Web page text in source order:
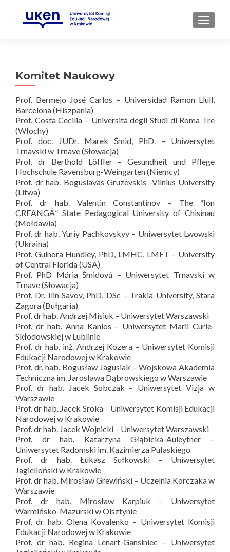
Komitet Naukowy
Prof. Bermejo José Carlos – Universidad Ramon Llull,
Barcelona (Hiszpania)
Prof. Costa Cecilia – Università degli Studi di Roma Tre
(Włochy)
Prof. doc. JUDr. Marek Šmid, PhD. – Uniwersytet
Trnavski w Trnave (Słowacja)
Prof. dr Berthold Löffler – Gesundheit und Pflege
Hochschule Ravensburg-Weingarten (Niemcy)
Prof. dr hab. Boguslavas Gruzevskis -Vilnius University
(Litwa)
Prof. dr hab. Valentin Constantinov – The “Ion
CREANGĂ” State Pedagogical University of Chisinau
(Mołdawia)
Prof. dr hab. Yuriy Pachkovskyy – Uniwersytet Lwowski
(Ukraina)
Prof. Gulnora Hundley, PhD, LMHC, LMFT – University
of Central Florida (USA)
Prof. PhD Mária Šmidová – Uniwersytet Trnavski w
Trnave (Słowacja)
Prof. Dr. Ilin Savov, PhD, DSc – Trakia University, Stara
Zagora (Bułgaria)
Prof. dr hab. Andrzej Misiuk – Uniwersytet Warszawski
Prof. dr hab. Anna Kanios – Uniwersytet Marii Curie-
Skłodowskiej w Lublinie
Prof. dr hab. inż. Andrzej Kozera – Uniwersytet Komisji
Edukacji Narodowej w Krakowie
Prof. dr. hab. Bogusław Jagusiak – Wojskowa Akademia
Techniczna im. Jarosława Dąbrowskiego w Warszawie
Prof. dr hab. Jacek Sobczak – Uniwersytet Vizja w
Warszawie
Prof. dr hab. Jacek Sroka – Uniwersytet Komisji Edukacji
Narodowej w Krakowie
Prof. dr hab. Jacek Wojnicki – Uniwersytet Warszawski
Prof. dr hab. Katarzyna Głąbicka-Auleytner –
Uniwersytet Radomski im. Kazimierza Pułaskiego
Prof. dr hab. Łukasz Sułkowski – Uniwersytet
Jagielloński w Krakowie
Prof. dr hab. Mirosław Grewiński – Uczelnia Korczaka w
Warszawie
Prof. dr hab. Mirosław Karpiuk – Uniwersytet
Warmińsko-Mazurski w Olsztynie
Prof. dr hab. Olena Kovalenko – Uniwersytet Komisji
Edukacji Narodowej w Krakowie
Prof. dr hab. Regina Lenart-Gansiniec – Uniwersytet